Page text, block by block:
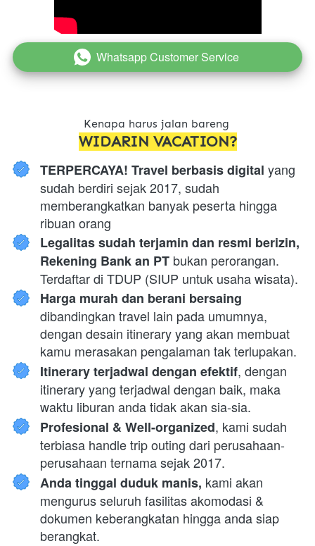
` Whatsapp Customer Service
Kenapa harus jalan bareng
WIDARIN VACATION?
TERPERCAYA! Travel berbasis digital yang
sudah berdiri sejak 2017, sudah
memberangkatkan banyak peserta hingga
ribuan orang
Legalitas sudah terjamin dan resmi berizin,
Rekening Bank an PT bukan perorangan.
Terdaftar di TDUP (SIUP untuk usaha wisata).
dibandingkan travel lain pada umumnya,
dengan desain itinerary yang akan membuat
kamu merasakan pengalaman tak terlupakan.
Itinerary terjadwal dengan efektif, dengan
itinerary yang terjadwal dengan baik, maka
waktu liburan anda tidak akan sia-sia.
Profesional & Well-organized, kami sudah
terbiasa handle trip outing dari perusahaan-
perusahaan ternama sejak 2017.
Anda tinggal duduk manis, kami akan
mengurus seluruh fasilitas akomodasi &
dokumen keberangkatan hingga anda siap
berangkat.